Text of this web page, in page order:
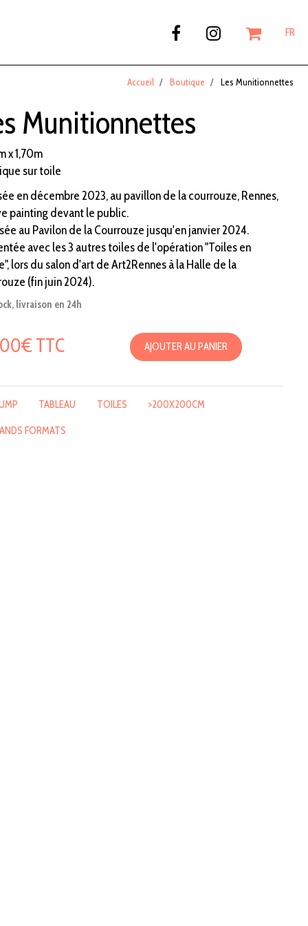
FR
Accueil Boutique Les Munitionnettes
Munitionnettes
x 1,70m
sur toile
en décembre 2023, au pavillon de la courrouze, Rennes,
painting devant le public.
au Pavilon de la Courrouze jusqu'en janvier 2024.
avec les 3 autres toiles de l'opération "Toiles en
lors du salon d'art de Art2Rennes à la Halle de la
(fin juin 2024).
livraison en 24h
TTC AJOUTER AU PANIER
TABLEAU TOILES >200X200CM
FORMATS